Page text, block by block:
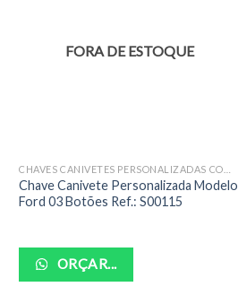
FORA DE ESTOQUE
Chave Canivete Personalizada Modelo
Ford 03 Botões Ref.: S00115
ORÇAR...